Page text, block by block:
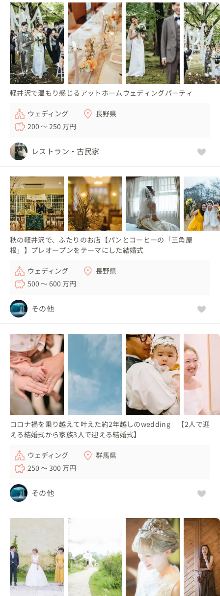
軽井沢で温もり感じるアットホームウェディングパーティ
ウェディング
長野県
200 〜 250 万円
レストラン・古民家
秋の軽井沢で、ふたりのお店【パンとコーヒーの「三角屋
根」】プレオープンをテーマにした結婚式
ウェディング
長野県
500 〜 600 万円
その他
コロナ禍を乗り越えて叶えた約2年越しのwedding 【2人で迎
える結婚式から家族3人で迎える結婚式】
ウェディング
群馬県
250 〜 300 万円
その他